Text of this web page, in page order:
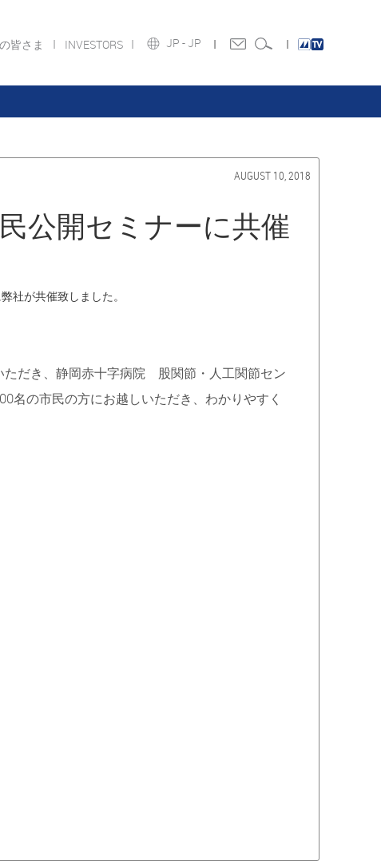
JP - JP
皆さま INVESTORS
AUGUST 10, 2018
公開セミナーに共催
社が共催致しました。
だき、静岡赤十字病院 股関節・人工関節セン
の市民の方にお越しいただき、わかりやすく